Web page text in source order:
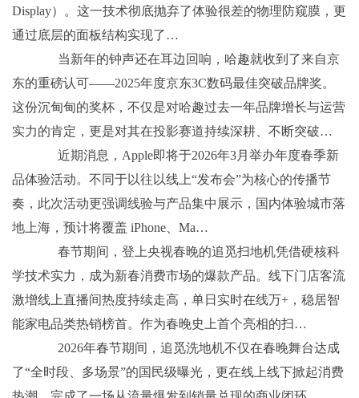
Display）。这一技术彻底抛弃了体验很差的物理防窥膜，更
通过底层的面板结构实现了…
当新年的钟声还在耳边回响，哈趣就收到了来自京
东的重磅认可——2025年度京东3C数码最佳突破品牌奖。
这份沉甸甸的奖杯，不仅是对哈趣过去一年品牌增长与运营
实力的肯定，更是对其在投影赛道持续深耕、不断突破…
近期消息，Apple即将于2026年3月举办年度春季新
品体验活动。不同于以往以线上“发布会”为核心的传播节
奏，此次活动更强调线验与产品集中展示，国内体验城市落
地上海，预计将覆盖 iPhone、Ma…
春节期间，登上央视春晚的追觅扫地机凭借硬核科
学技术实力，成为新春消费市场的爆款产品。线下门店客流
激增线上直播间热度持续走高，单日实时在线万+，稳居智
能家电品类热销榜首。作为春晚史上首个亮相的扫…
2026年春节期间，追觅洗地机不仅在春晚舞台达成
了“全时段、多场景”的国民级曝光，更在线上线下掀起消费